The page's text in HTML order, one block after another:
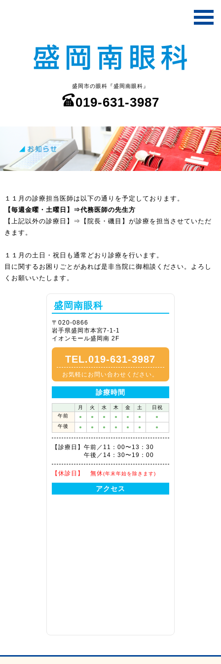
盛岡市の眼科『盛岡南眼科』
019-631-3987
１１月の診療担当医師は以下の通りを予定しております。
【毎週金曜・土曜日】⇒代務医師の先生方
【上記以外の診療日】⇒【院長・磯目】が診療を担当させていただ
きます。
１１月の土日・祝日も通常どおり診療を行います。
目に関するお困りごとがあれば是非当院に御相談ください。よろし
くお願いいたします。
盛岡南眼科
〒020-0866
岩手県盛岡市本宮7-1-1
イオンモール盛岡南 2F
TEL.019-631-3987
お気軽にお問い合わせください。
診療時間
月 火 水 木 金 土
日祝
午前
● ● ● ● ● ●
●
午後
● ● ● ● ● ● ●
【診療日】 午前／11：00〜13：30
午後／14：30〜19：00
【休診日】 無休(年末年始を除きます)
アクセス